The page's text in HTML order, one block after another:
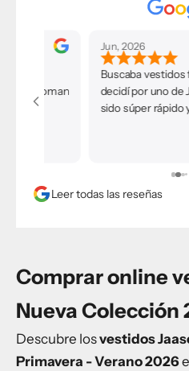
Jun, 2026
Buscaba vestidos frescos
decidí por uno de Jaase en su
sido súper rápido y la prenda
Leer todas las reseñas
Comprar online
Nueva Colección
Descubre losvestidos
Primavera - Verano 2026